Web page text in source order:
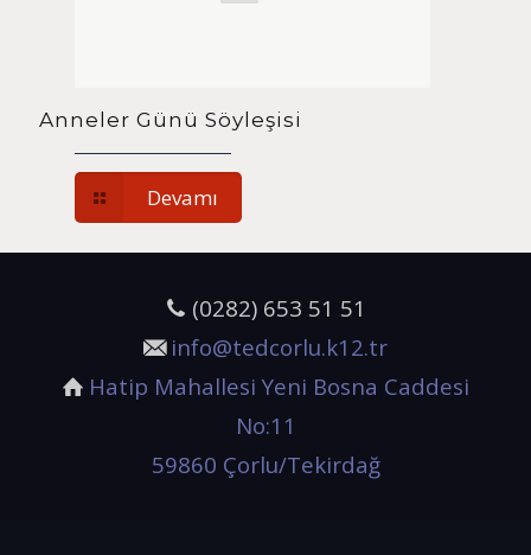
Anneler Günü Söyleşisi
Devamı
(0282) 653 51 51
info@tedcorlu.k12.tr
Hatip Mahallesi Yeni Bosna Caddesi
No:11
59860 Çorlu/Tekirdağ